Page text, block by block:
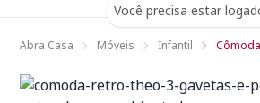
Você precisa estar
Abra Casa Móveis Infantil